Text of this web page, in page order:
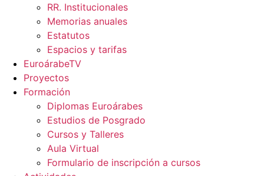
RR. Institucionales
Memorias anuales
Estatutos
Espacios y tarifas
EuroárabeTV
Proyectos
Formación
Diplomas Euroárabes
Estudios de Posgrado
Cursos y Talleres
Aula Virtual
Formulario de inscripción a cursos